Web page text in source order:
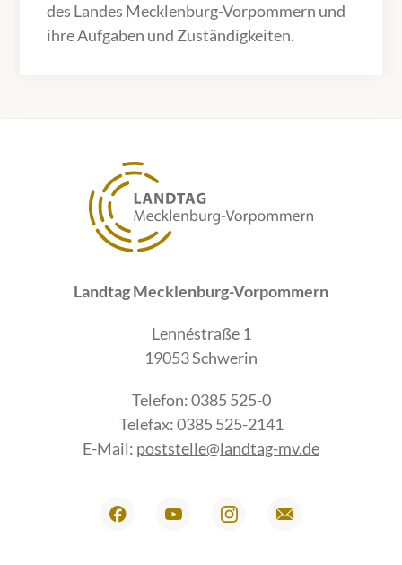
des Landes Mecklenburg-Vorpommern und
ihre Aufgaben und Zuständigkeiten.
Landtag Mecklenburg-Vorpommern
Lennéstraße 1
19053 Schwerin
Telefon: 0385 525-0
Telefax: 0385 525-2141
E-Mail: poststelle@landtag-mv.de